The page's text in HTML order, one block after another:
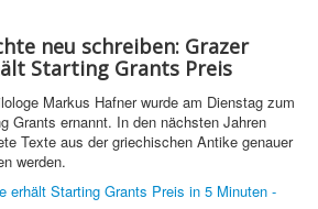
neu schreiben: Grazer
Starting Grants Preis
Markus Hafner wurde am Dienstag zum
Grants ernannt. In den nächsten Jahren
Texte aus der griechischen Antike genauer
werden.
erhält Starting Grants Preis in 5 Minuten -